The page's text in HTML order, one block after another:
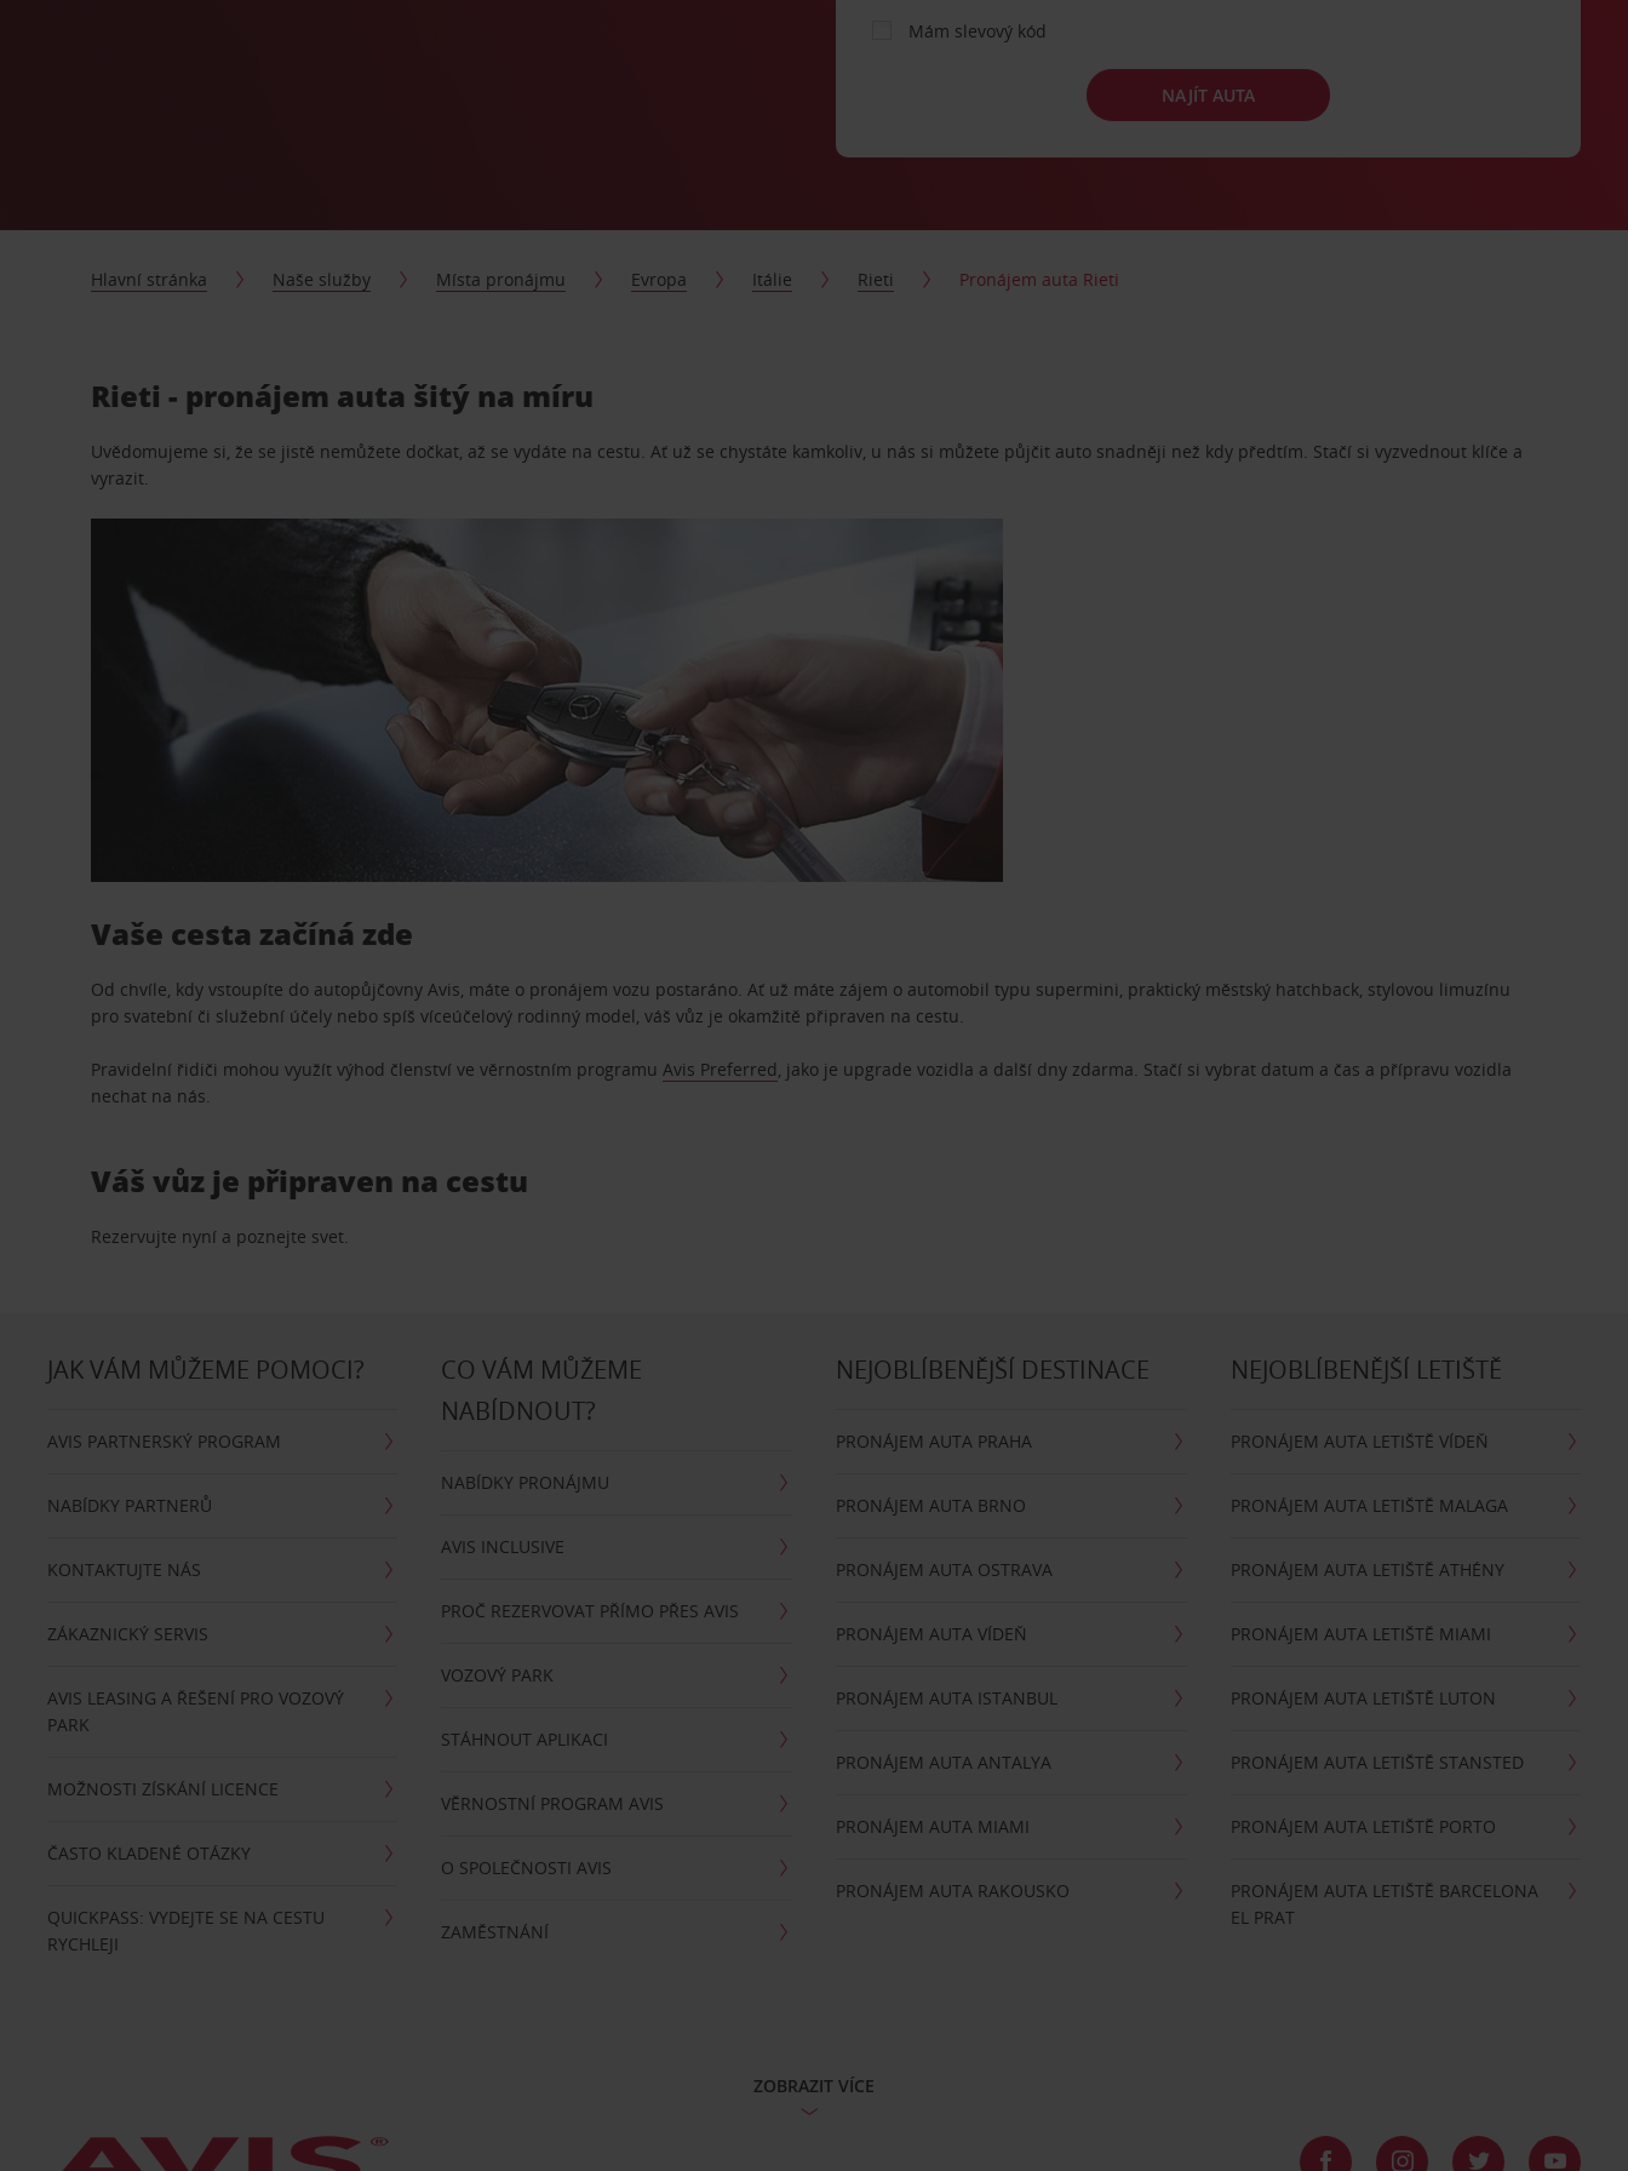
Mám slevový kód
NAJÍT AUTA
Hlavní stránka Naše služby Místa pronájmu Evropa Itálie Rieti Pronájem auta Rieti
Rieti - pronájem auta šitý na míru
Uvědomujeme si, že se jistě nemůžete dočkat, až se vydáte na cestu. Ať už se chystáte kamkoliv, u nás si můžete půjčit auto snadněji než kdy předtím. Stačí si vyzvednout klíče a
vyrazit.
Vaše cesta začíná zde
Od chvíle, kdy vstoupíte do autopůjčovny Avis, máte o pronájem vozu postaráno. Ať už máte zájem o automobil typu supermini, praktický městský hatchback, stylovou limuzínu
pro svatební či služební účely nebo spíš víceúčelový rodinný model, váš vůz je okamžitě připraven na cestu.
Pravidelní řidiči mohou využít výhod členství ve věrnostním programuAvis Preferred, jako je upgrade vozidla a další dny zdarma. Stačí si vybrat datum a čas a přípravu vozidla
nechat na nás.
Váš vůz je připraven na cestu
Rezervujte nyní a poznejte svet.
JAK VÁM MŮŽEME POMOCI?
AVIS PARTNERSKÝ PROGRAM
NABÍDKY PARTNERŮ
KONTAKTUJTE NÁS
ZÁKAZNICKÝ SERVIS
AVIS LEASING A ŘEŠENÍ PRO VOZOVÝ
PARK
MOŽNOSTI ZÍSKÁNÍ LICENCE
ČASTO KLADENÉ OTÁZKY
QUICKPASS: VYDEJTE SE NA CESTU
RYCHLEJI
CO VÁM MŮŽEME
NABÍDNOUT?
NABÍDKY PRONÁJMU
AVIS INCLUSIVE
PROČ REZERVOVAT PŘÍMO PŘES AVIS
VOZOVÝ PARK
STÁHNOUT APLIKACI
VĚRNOSTNÍ PROGRAM AVIS
O SPOLEČNOSTI AVIS
ZAMĚSTNÁNÍ
NEJOBLÍBENĚJŠÍ DESTINACE
PRONÁJEM AUTA PRAHA
PRONÁJEM AUTA BRNO
PRONÁJEM AUTA OSTRAVA
PRONÁJEM AUTA VÍDEŇ
PRONÁJEM AUTA ISTANBUL
PRONÁJEM AUTA ANTALYA
PRONÁJEM AUTA MIAMI
PRONÁJEM AUTA RAKOUSKO
NEJOBLÍBENĚJŠÍ LETIŠTĚ
PRONÁJEM AUTA LETIŠTĚ VÍDEŇ
PRONÁJEM AUTA LETIŠTĚ MALAGA
PRONÁJEM AUTA LETIŠTĚ ATHÉNY
PRONÁJEM AUTA LETIŠTĚ MIAMI
PRONÁJEM AUTA LETIŠTĚ LUTON
PRONÁJEM AUTA LETIŠTĚ STANSTED
PRONÁJEM AUTA LETIŠTĚ PORTO
PRONÁJEM AUTA LETIŠTĚ BARCELONA
EL PRAT
ZOBRAZIT VÍCE